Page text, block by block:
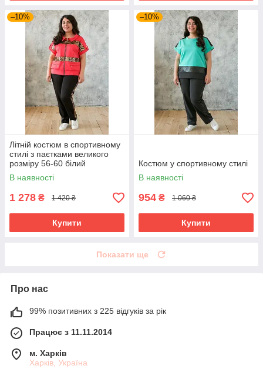
–10%
Літній костюм в спортивному
стилі з паєтками великого
розміру 56-60 білий
В наявності
1 278 ₴ 1 420 ₴
Купити
–10%
Костюм у спортивному стилі
В наявності
954 ₴ 1 060 ₴
Купити
Показати ще
Про нас
99% позитивних з 225 відгуків за рік
Працює з 11.11.2014
м. Харків
Харків, Україна